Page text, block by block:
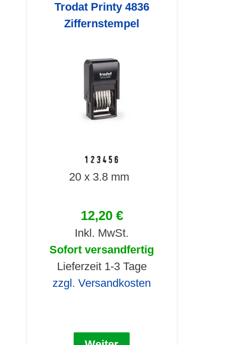
Trodat Printy 4836
Ziffernstempel
20 x 3.8 mm
12,20 €
Inkl. MwSt.
Sofort versandfertig
Lieferzeit 1-3 Tage
zzgl. Versandkosten